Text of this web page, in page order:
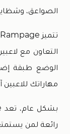
الصواعق، وشظايا
التعاون مع
الوضع طبقة
مهاراتك للاعبين
رائعة لمن يستمتع